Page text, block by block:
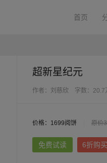
首页
超新星纪元
作者：刘慈欣 字数：20.7
价格：1699阅饼 原价
免费试读 6折购买